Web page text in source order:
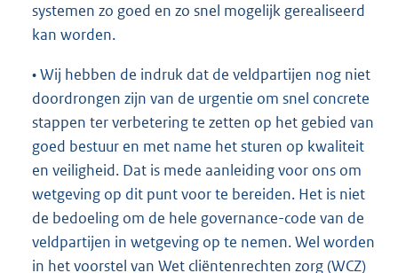
systemen zo goed en zo snel mogelijk gerealiseerd
kan worden.
• Wij hebben de indruk dat de veldpartijen nog niet
doordrongen zijn van de urgentie om snel concrete
stappen ter verbetering te zetten op het gebied van
goed bestuur en met name het sturen op kwaliteit
en veiligheid. Dat is mede aanleiding voor ons om
wetgeving op dit punt voor te bereiden. Het is niet
de bedoeling om de hele governance-code van de
veldpartijen in wetgeving op te nemen. Wel worden
in het voorstel van Wet cliëntenrechten zorg (WCZ)